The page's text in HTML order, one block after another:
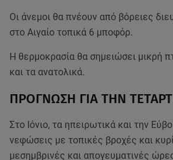
Οι άνεμοι θα πνέουν από βόρειες
στο Αιγαίο τοπικά 6 μποφόρ.
Η θερμοκρασία θα σημειώσει μικρή
και τα ανατολικά.
ΠΡΟΓΝΩΣΗ ΓΙΑ ΤΗΝ
Στο Ιόνιο, τα ηπειρωτικά και την
νεφώσεις με τοπικές βροχές και
μεσημβρινές και απογευματινές